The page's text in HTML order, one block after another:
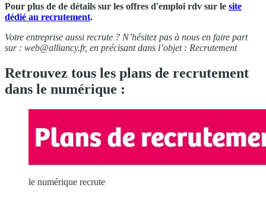
Pour plus de de détails sur les offres d'emploi rdv sur le site
dédié au recrutement.
Votre entreprise aussi recrute ? N’hésitez pas à nous en faire part
sur : web@alliancy.fr, en précisant dans l’objet : Recrutement
Retrouvez tous les plans de recrutement
dans le numérique :
le numérique recrute